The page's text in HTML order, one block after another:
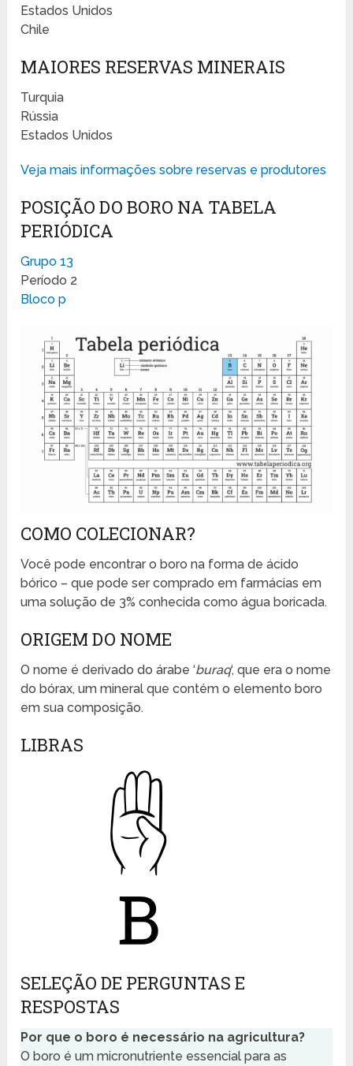
Estados Unidos
Chile
MAIORES RESERVAS MINERAIS
Turquia
Rússia
Estados Unidos
Veja mais informações sobre reservas e produtores
POSIÇÃO DO BORO NA TABELA
PERIÓDICA
Grupo 13
Período 2
Bloco p
COMO COLECIONAR?
Você pode encontrar o boro na forma de ácido
bórico – que pode ser comprado em farmácias em
uma solução de 3% conhecida como água boricada.
ORIGEM DO NOME
O nome é derivado do árabe ‘buraq‘, que era o nome
do bórax, um mineral que contém o elemento boro
em sua composição.
LIBRAS
SELEÇÃO DE PERGUNTAS E
RESPOSTAS
Por que o boro é necessário na agricultura?
O boro é um micronutriente essencial para as